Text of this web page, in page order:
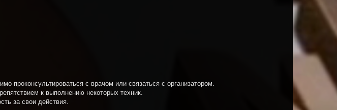
проконсультироваться с врачом или связаться с организатором.
к выполнению некоторых техник.
за свои действия.